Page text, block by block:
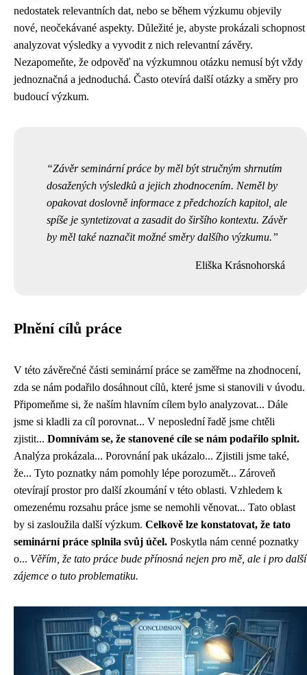
nedostatek relevantních dat, nebo se během výzkumu objevily
nové, neočekávané aspekty. Důležité je, abyste prokázali schopnost
analyzovat výsledky a vyvodit z nich relevantní závěry.
Nezapomeňte, že odpověď na výzkumnou otázku nemusí být vždy
jednoznačná a jednoduchá. Často otevírá další otázky a směry pro
budoucí výzkum.
Závěr seminární práce by měl být stručným shrnutím
dosažených výsledků a jejich zhodnocením. Neměl by
opakovat doslovně informace z předchozích kapitol, ale
spíše je syntetizovat a zasadit do širšího kontextu. Závěr
by měl také naznačit možné směry dalšího výzkumu.
Eliška Krásnohorská
Plnění cílů práce
V této závěrečné části seminární práce se zaměřme na zhodnocení,
zda se nám podařilo dosáhnout cílů, které jsme si stanovili v úvodu.
Připomeňme si, že naším hlavním cílem bylo analyzovat... Dále
jsme si kladli za cíl porovnat... V neposlední řadě jsme chtěli
zjistit... Domnívám se, že stanovené cíle se nám podařilo splnit.
Analýza prokázala... Porovnání pak ukázalo... Zjistili jsme také,
že... Tyto poznatky nám pomohly lépe porozumět... Zároveň
otevírají prostor pro další zkoumání v této oblasti. Vzhledem k
omezenému rozsahu práce jsme se nemohli věnovat... Tato oblast
by si zasloužila další výzkum. Celkově lze konstatovat, že tato
seminární práce splnila svůj účel. Poskytla nám cenné poznatky
o... Věřím, že tato práce bude přínosná nejen pro mě, ale i pro další
zájemce o tuto problematiku.